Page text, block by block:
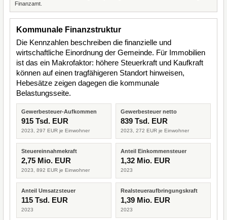
Finanzamt.
Kommunale Finanzstruktur
Die Kennzahlen beschreiben die finanzielle und
wirtschaftliche Einordnung der Gemeinde. Für Immobilien
ist das ein Makrofaktor: höhere Steuerkraft und Kaufkraft
können auf einen tragfähigeren Standort hinweisen,
Hebesätze zeigen dagegen die kommunale
Belastungsseite.
Gewerbesteuer-Aufkommen
915 Tsd. EUR
2023, 297 EUR je Einwohner
Gewerbesteuer netto
839 Tsd. EUR
2023, 272 EUR je Einwohner
Steuereinnahmekraft
2,75 Mio. EUR
2023, 892 EUR je Einwohner
Anteil Einkommensteuer
1,32 Mio. EUR
2023
Anteil Umsatzsteuer
115 Tsd. EUR
2023
Realsteueraufbringungskraft
1,39 Mio. EUR
2023